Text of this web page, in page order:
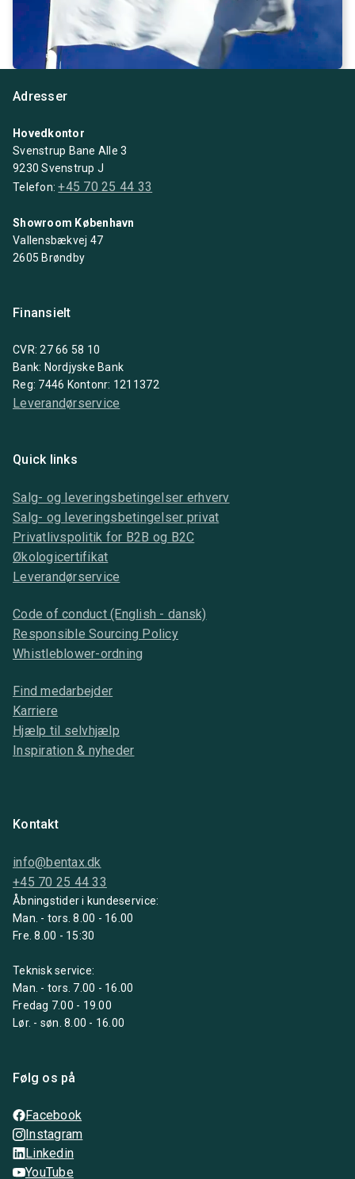
Adresser
Hovedkontor
Svenstrup Bane Alle 3
9230 Svenstrup J
Telefon:+45 70 25 44 33
Showroom København
Vallensbækvej 47
2605 Brøndby
Finansielt
CVR: 27 66 58 10
Bank: Nordjyske Bank
Reg: 7446 Kontonr: 1211372
Leverandørservice
Quick links
Salg- og leveringsbetingelser erhverv
Salg- og leveringsbetingelser privat
Privatlivspolitik for B2B og B2C
Økologicertifikat
Leverandørservice
Code of conduct (English - dansk)
Responsible Sourcing Policy
Whistleblower-ordning
Find medarbejder
Karriere
Hjælp til selvhjælp
Inspiration & nyheder
Kontakt
info@bentax.dk
+45 70 25 44 33
Åbningstider i kundeservice:
Man. - tors. 8.00 - 16.00
Fre. 8.00 - 15:30
Teknisk service:
Man. - tors. 7.00 - 16.00
Fredag 7.00 - 19.00
Lør. - søn. 8.00 - 16.00
Følg os på
Facebook
Instagram
Linkedin
YouTube